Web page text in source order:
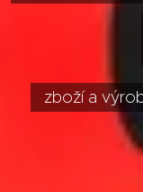
zboží a